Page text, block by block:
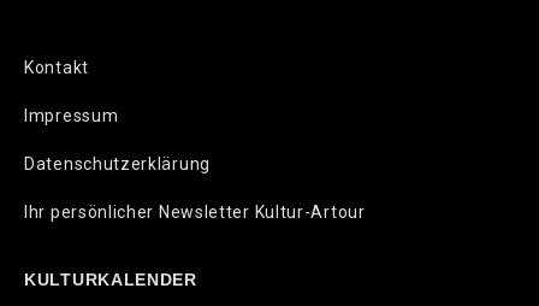
Kontakt
Impressum
Datenschutzerklärung
Ihr persönlicher Newsletter Kultur-Artour
KULTURKALENDER